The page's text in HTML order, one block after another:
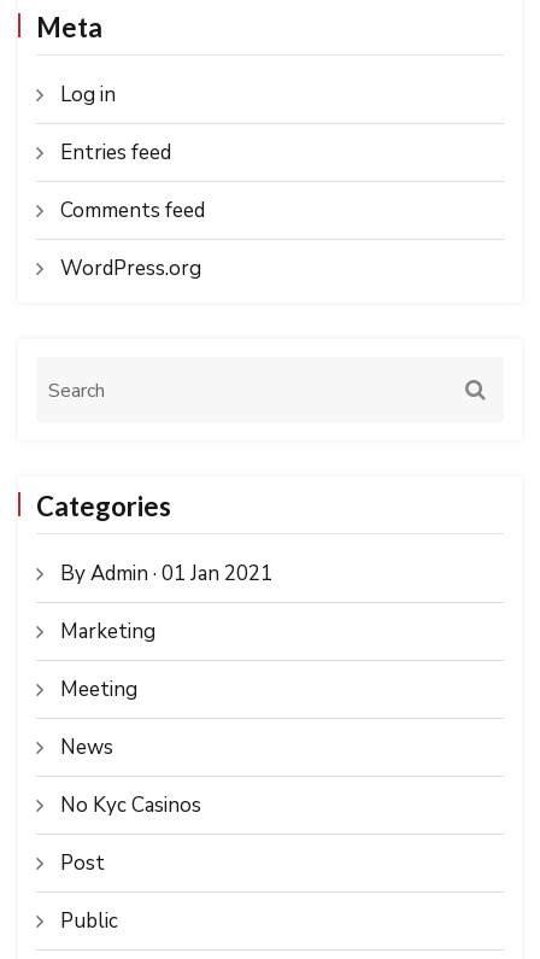
Meta
Log in
Entries feed
Comments feed
WordPress.org
Categories
By Admin · 01 Jan 2021
Marketing
Meeting
News
No Kyc Casinos
Post
Public